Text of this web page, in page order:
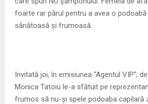
U
foarte rar părul pentru a avea o podoabă
sănătoasă și frumoasă.
Invitată joi, în emisiunea “Agentul VIP”,
Monica Tatoiu le-a sfătuit pe
frumos să nu-și spele podoaba capilară